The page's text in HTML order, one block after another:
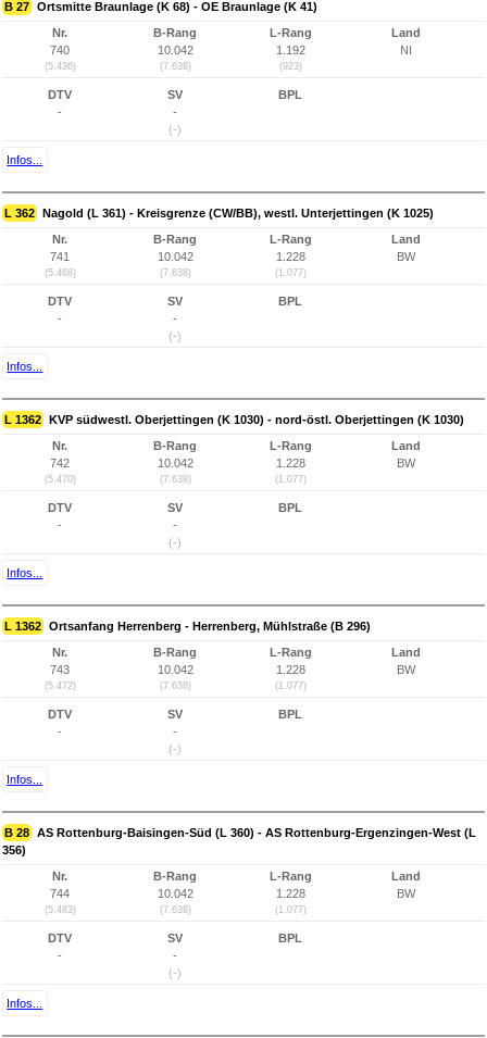
B 27 Ortsmitte Braunlage (K 68) - OE Braunlage (K 41)
Nr.
740
(5.436)
B-Rang
10.042
(7.638)
L-Rang
1.192
(923)
Land
NI
DTV
-
SV
-
(-)
BPL
Infos...
L 362 Nagold (L 361) - Kreisgrenze (CW/BB), westl. Unterjettingen (K 1025)
Nr.
741
(5.468)
B-Rang
10.042
(7.638)
L-Rang
1.228
(1.077)
Land
BW
DTV
-
SV
-
(-)
BPL
Infos...
L 1362 KVP südwestl. Oberjettingen (K 1030) - nord-östl. Oberjettingen (K 1030)
Nr.
742
(5.470)
B-Rang
10.042
(7.638)
L-Rang
1.228
(1.077)
Land
BW
DTV
-
SV
-
(-)
BPL
Infos...
L 1362 Ortsanfang Herrenberg - Herrenberg, Mühlstraße (B 296)
Nr.
743
(5.472)
B-Rang
10.042
(7.638)
L-Rang
1.228
(1.077)
Land
BW
DTV
-
SV
-
(-)
BPL
Infos...
B 28 AS Rottenburg-Baisingen-Süd (L 360) - AS Rottenburg-Ergenzingen-West (L
356)
Nr.
744
(5.483)
B-Rang
10.042
(7.638)
L-Rang
1.228
(1.077)
Land
BW
DTV
-
SV
-
(-)
BPL
Infos...